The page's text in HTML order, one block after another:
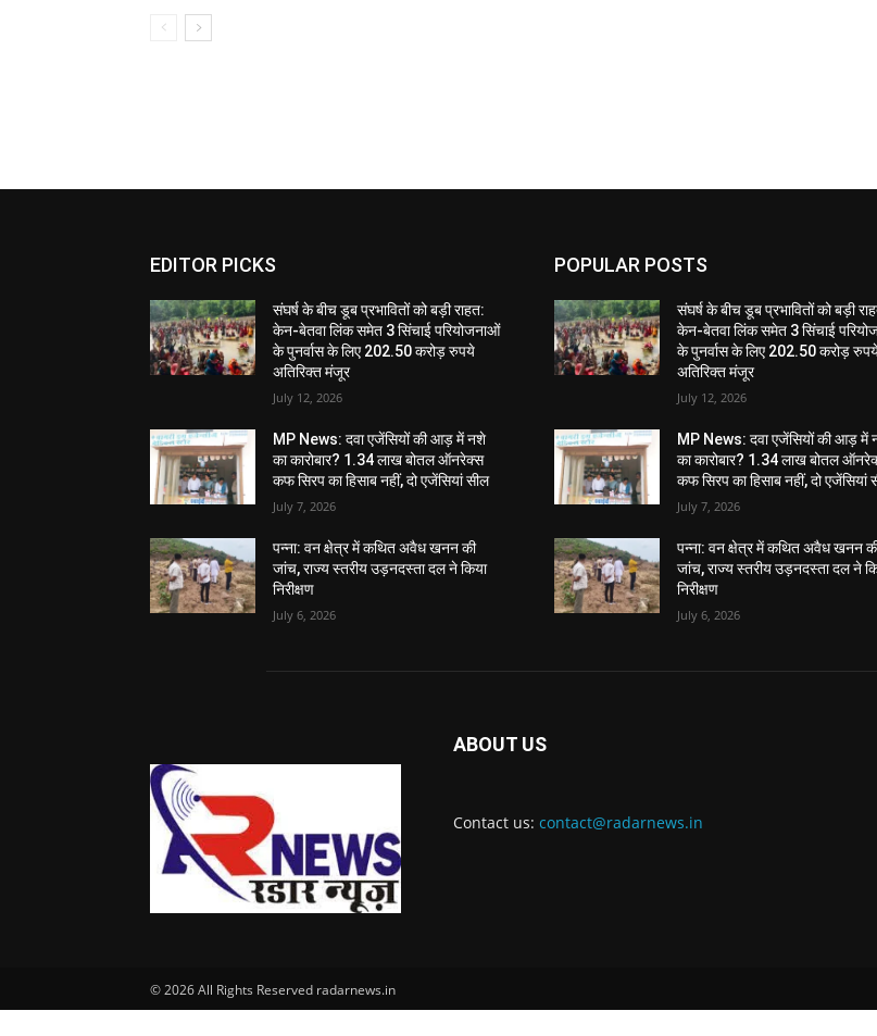
EDITOR PICKS
संघर्ष के बीच डूब प्रभावितों को बड़ी राहत:
केन-बेतवा लिंक समेत 3 सिंचाई परियोजनाओं
के पुनर्वास के लिए 202.50 करोड़ रुपये
अतिरिक्त मंजूर
July 12, 2026
MP News: दवा एजेंसियों की आड़ में नशे
का कारोबार? 1.34 लाख बोतल ऑनरेक्स
कफ सिरप का हिसाब नहीं, दो एजेंसियां सील
July 7, 2026
पन्ना: वन क्षेत्र में कथित अवैध खनन की
जांच, राज्य स्तरीय उड़नदस्ता दल ने किया
निरीक्षण
July 6, 2026
POPULAR POSTS
संघर्ष के बीच डूब प्रभावितों को बड़ी
केन-बेतवा लिंक समेत 3 सिंचाई
के पुनर्वास के लिए 202.50 करोड़
अतिरिक्त मंजूर
July 12, 2026
MP News: दवा एजेंसियों की आड़ में
का कारोबार? 1.34 लाख बोतल
कफ सिरप का हिसाब नहीं, दो एजेंसियां
July 7, 2026
पन्ना: वन क्षेत्र में कथित अवैध खनन
जांच, राज्य स्तरीय उड़नदस्ता दल ने
निरीक्षण
July 6, 2026
ABOUT US
Contact us: contact@radarnews.in
© 2026 All Rights Reserved radarnews.in